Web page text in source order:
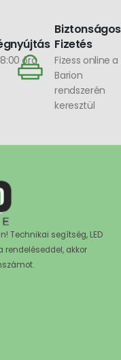
óra
Biztonságos
Fizetés
Fizess online a
Barion
rendszerén
keresztül
Technikai segítség, LED
rendeléseddel, akkor